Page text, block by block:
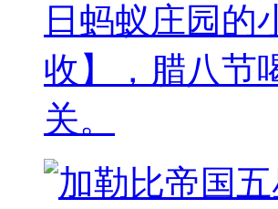
日蚂蚁庄园的
收】，腊八节
关。